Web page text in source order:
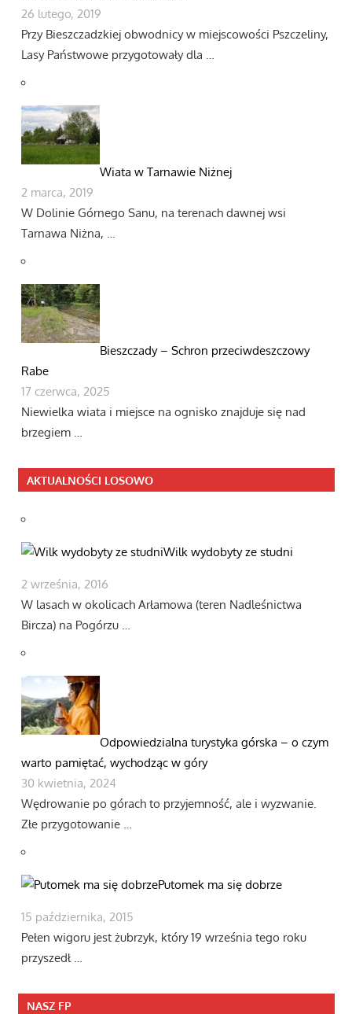
26 lutego, 2019
Przy Bieszczadzkiej obwodnicy w miejscowości Pszczeliny,
Lasy Państwowe przygotowały dla …
Wiata w Tarnawie Niżnej
2 marca, 2019
W Dolinie Górnego Sanu, na terenach dawnej wsi
Tarnawa Niżna, …
Bieszczady – Schron przeciwdeszczowy
Rabe
17 czerwca, 2025
Niewielka wiata i miejsce na ognisko znajduje się nad
brzegiem …
AKTUALNOŚCI LOSOWO
Wilk wydobyty ze studni
2 września, 2016
W lasach w okolicach Arłamowa (teren Nadleśnictwa
Bircza) na Pogórzu …
Odpowiedzialna turystyka górska – o czym
warto pamiętać, wychodząc w góry
30 kwietnia, 2024
Wędrowanie po górach to przyjemność, ale i wyzwanie.
Złe przygotowanie …
Putomek ma się dobrze
15 października, 2015
Pełen wigoru jest żubrzyk, który 19 września tego roku
przyszedł …
NASZ FP